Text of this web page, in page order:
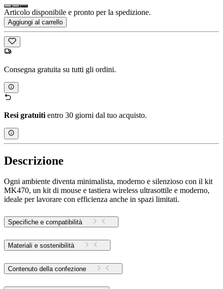
Articolo disponibile e pronto per la spedizione.
Aggiungi al carrello
Consegna gratuita su tutti gli ordini.
Resi gratuiti entro 30 giorni dal tuo acquisto.
Descrizione
Ogni ambiente diventa minimalista, moderno e silenzioso con il kit
MK470, un kit di mouse e tastiera wireless ultrasottile e moderno,
ideale per lavorare con efficienza anche in spazi limitati.
Specifiche e compatibilità
Materiali e sostenibilità
Contenuto della confezione